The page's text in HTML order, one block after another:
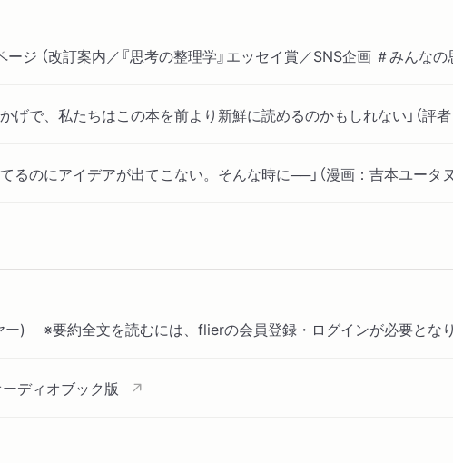
「思われる」と「考える」
東大特別講義
ージ （改訂案内／『思考の整理学』エッセイ賞／SNS企画 ＃みんなの
げで、私たちはこの本を前より新鮮に読めるのかもしれない」（評者
るのにアイデアが出てこない。そんな時に──」（漫画：吉本ユータ
ー) ※要約全文を読むには、flierの会員登録・ログインが必要とな
ーディオブック版